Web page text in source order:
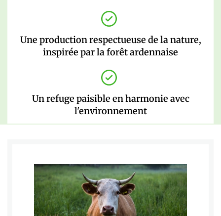
Une production respectueuse de la nature,
inspirée par la forêt ardennaise
Un refuge paisible en harmonie avec
l'environnement